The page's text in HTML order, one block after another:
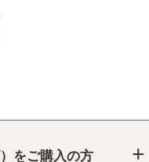
をご購入の方